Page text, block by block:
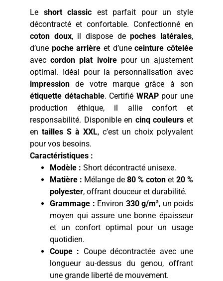
Le short classic est parfait pour un style
décontracté et confortable. Confectionné en
coton doux, il dispose depoches latérales,
d’une poche arrière et d’uneceinture côtelée
aveccordon plat ivoirepour un ajustement
optimal. Idéal pour la personnalisation avec
impression de votre marque grâce à son
étiquette détachable. Certifié WRAPpour une
production éthique, il allie confort et
responsabilité. Disponible en cinq couleurs et
en tailles S à XXL, c’est un choix polyvalent
pour vos besoins.
Caractéristiques :
Modèle : Short décontracté unisexe.
Matière : Mélange de 80 % coton et 20 %
polyester, offrant douceur et durabilité.
Grammage : Environ 330 g/m², un poids
moyen qui assure une bonne épaisseur
et un confort optimal pour un usage
quotidien.
Coupe : Coupe décontractée avec une
longueur au-dessus du genou, offrant
une grande liberté de mouvement.